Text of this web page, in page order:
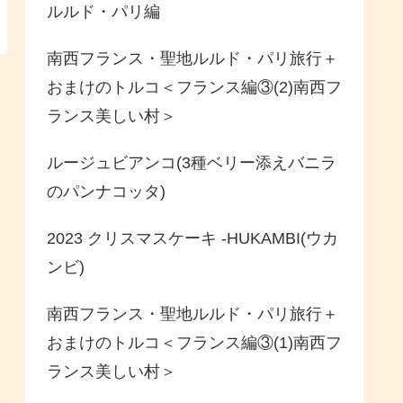
ルルド・パリ編
南西フランス・聖地ルルド・パリ旅行＋
おまけのトルコ＜フランス編③(2)南西フ
ランス美しい村＞
ルージュビアンコ(3種ベリー添えバニラ
のパンナコッタ)
2023 クリスマスケーキ -HUKAMBI(ウカ
ンビ)
南西フランス・聖地ルルド・パリ旅行＋
おまけのトルコ＜フランス編③(1)南西フ
ランス美しい村＞